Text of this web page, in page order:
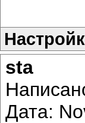
sta
Дата: